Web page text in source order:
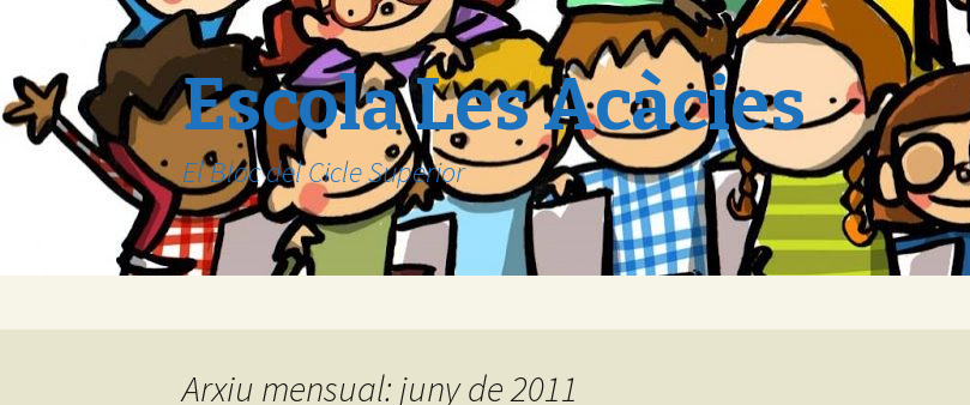
Escola Les Acàcies
El Bloc del Cicle Superior
Arxiu mensual: juny de 2011